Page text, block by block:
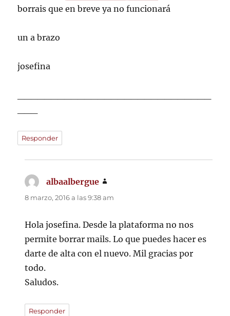
borrais que en breve ya no funcionará
un a brazo
josefina
Responder
albaalbergue
8 marzo, 2016 a las 9:38 am
Hola josefina. Desde la plataforma no nos
permite borrar mails. Lo que puedes hacer es
darte de alta con el nuevo. Mil gracias por
todo.
Saludos.
Responder